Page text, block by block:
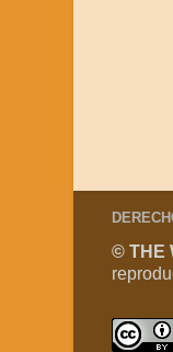
© THE